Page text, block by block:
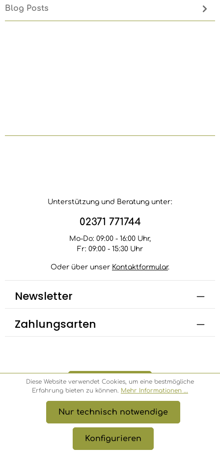
Blog Posts
Unterstützung und Beratung unter:
02371 771744
Mo-Do: 09:00 - 16:00 Uhr,
Fr: 09:00 - 15:30 Uhr
Oder über unser Kontaktformular.
Newsletter
Zahlungsarten
Bestellung widerrufen
© 2026 Bambusbörse
* Alle Preise inkl. gesetzl. Mehrwertsteuer zzgl.
Versandkosten, wenn nicht anders angegeben.
Diese Website verwendet Cookies, um eine bestmögliche
Erfahrung bieten zu können. Mehr Informationen ...
Nur technisch notwendige
Konfigurieren